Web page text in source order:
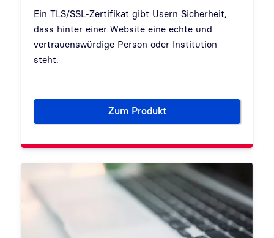
Ein TLS/SSL-Zertifikat gibt Usern Sicherheit,
dass hinter einer Website eine echte und
vertrauenswürdige Person oder Institution
steht.
Zum ProduktTLS/SSL-Zertifikate für